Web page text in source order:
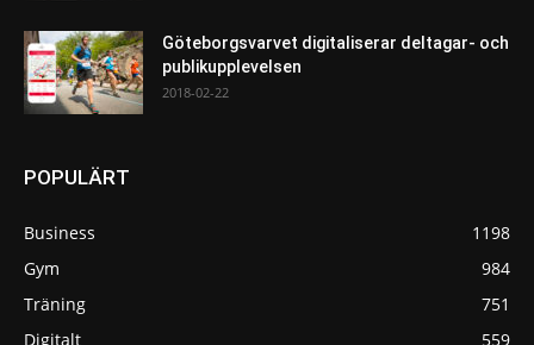
Göteborgsvarvet digitaliserar deltagar- och
publikupplevelsen
2018-02-22
POPULÄRT
Business
1198
Gym
984
Träning
751
Digitalt
559